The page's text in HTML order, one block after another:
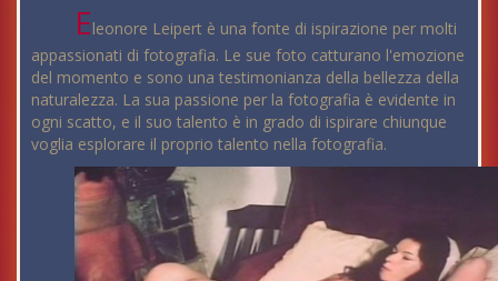
Eleonore Leipert è una fonte di ispirazione per molti
appassionati di fotografia. Le sue foto catturano l'emozione
del momento e sono una testimonianza della bellezza della
naturalezza. La sua passione per la fotografia è evidente in
ogni scatto, e il suo talento è in grado di ispirare chiunque
voglia esplorare il proprio talento nella fotografia.